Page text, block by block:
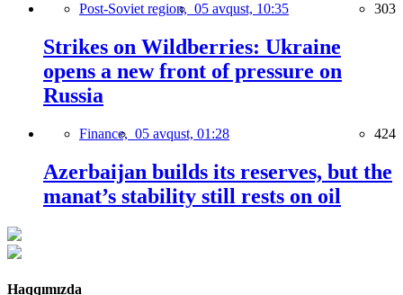
Post-Soviet region, 05 avqust, 10:35 303
Strikes on Wildberries: Ukraine
opens a new front of pressure on
Russia
Finance, 05 avqust, 01:28 424
Azerbaijan builds its reserves, but the
manat’s stability still rests on oil
Haqqımızda